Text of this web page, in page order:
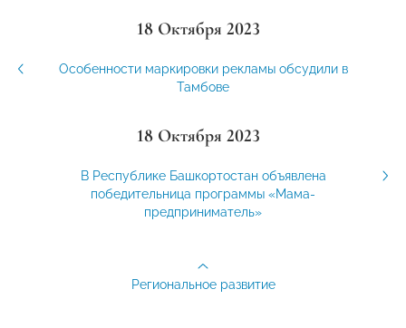
18 Октября 2023
Особенности маркировки рекламы обсудили в
Тамбове
18 Октября 2023
В Республике Башкортостан объявлена
победительница программы «Мама-
предприниматель»
Региональное развитие